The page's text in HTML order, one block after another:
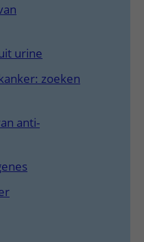
urine
zoeken
anti-